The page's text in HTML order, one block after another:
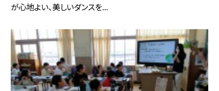
が心地よい、美しいダンスを...